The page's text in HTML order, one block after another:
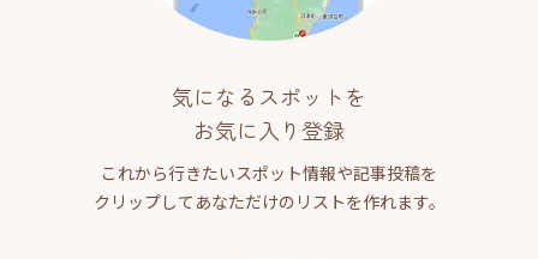
気になるスポットを
お気に入り登録
これから行きたいスポット情報や記事投稿を
クリップしてあなただけのリストを作れます。